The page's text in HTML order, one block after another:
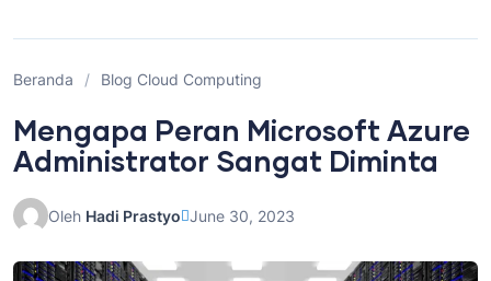
Beranda / Blog Cloud Computing
Mengapa Peran Microsoft Azure
Administrator Sangat Diminta
Oleh Hadi Prastyo June 30, 2023